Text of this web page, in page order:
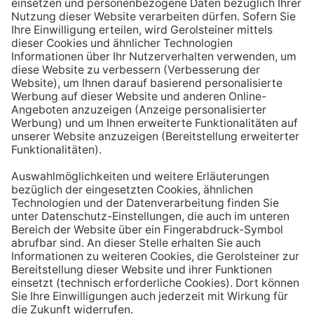
den Tag zu starten, solltest du deshalb direkt nach dem
Aufstehen ein großes Glas Wasser trinken. Stelle dir
zum Beispiel eine Flasche Mineralwasser direkt ans
Bett, damit du dieses kleine Morgenritual sofort
durchführen kannst.
Tipp #3: Vor und während jeder Mahlzeit
ein Glas Wasser trinken
Dadurch verknüpfst du das Trinken mit einem Ereignis.
einer Mahlzeit trinken, unterstützt du außerdem die
Produktion von Verdauungssäften. Zusätzlich fördert
das Trinken während des Essens das Sättigungsgefühl.
Tipp #4: Peppe dein Wasser auf
Wenn dir der Geschmack von purem Mineralwasser
nicht reichen sollte, dann kannst du deine Getränke mit
einfachen Mitteln verfeinern. Mische dir einfach